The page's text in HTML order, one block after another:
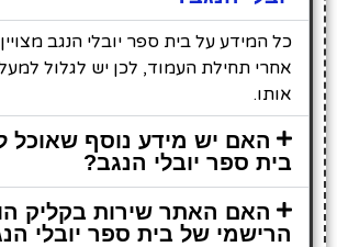
כל המידע על בית ספר יובלי הנגב
אחרי תחילת העמוד, לכן יש לגלול
אותו.
האם יש מידע נוסף שאוכל
בית ספר יובלי הנגב?
האם האתר שירות בקליק
הרישמי של בית ספר יובלי